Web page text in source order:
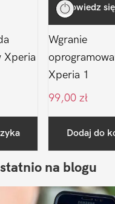
Dowiedz
Xperia
Wgranie
Xperia 1
99,00 zł
Dodaj do
na blogu